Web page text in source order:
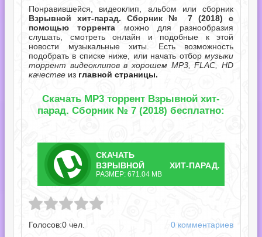
Понравившейся, видеоклип, альбом или сборник
Взрывной хит-парад. Сборник № 7 (2018) с
помощью торрента можно для разнообразия
слушать, смотреть онлайн и подобные к этой
новости музыкальные хиты. Есть возможность
подобрать в списке ниже, или начать отбор музыки
торрент видеоклипов в хорошем MP3, FLAC, HD
качестве из главной страницы.
Скачать MP3 торрент Взрывной хит-
парад. Сборник № 7 (2018) бесплатно:
СКАЧАТЬ
ТОРРЕНТ
ВЗРЫВНОЙ ХИТ-ПАРАД.
СБОРНИК № 7.TORRENT
РАЗМЕР: 671.04 MB
парад. Сборник № 7.torrent
Голосов:0 чел. 0 комментариев